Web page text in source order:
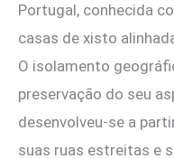
Portugal, conhecida
casas de xisto
O isolamento
preservação do seu
desenvolveu-se a
suas ruas estreitas e